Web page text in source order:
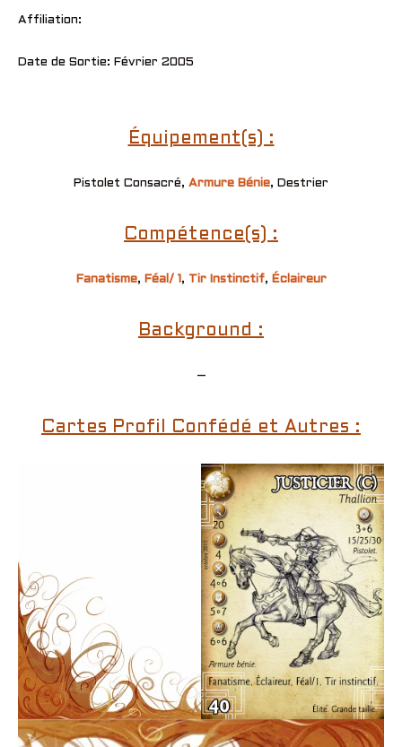
Affiliation:
Date de Sortie: Février 2005
Équipement(s) :
Pistolet Consacré, Armure Bénie, Destrier
Compétence(s) :
Fanatisme, Féal/ 1 , Tir Instinctif, Éclaireur
Background :
–
Cartes Profil Confédé et Autres :